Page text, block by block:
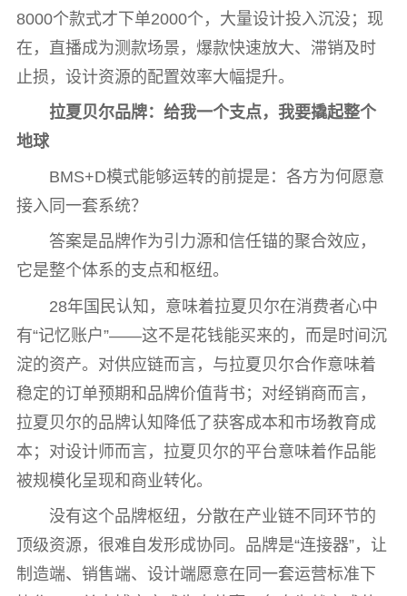
8000个款式才下单2000个，大量设计投入沉没；现
在，直播成为测款场景，爆款快速放大、滞销及时
止损，设计资源的配置效率大幅提升。
拉夏贝尔品牌：给我一个支点，我要撬起整个
地球
BMS+D模式能够运转的前提是：各方为何愿意
接入同一套系统？
答案是品牌作为引力源和信任锚的聚合效应，
它是整个体系的支点和枢纽。
28年国民认知，意味着拉夏贝尔在消费者心中
有“记忆账户”——这不是花钱能买来的，而是时间沉
淀的资产。对供应链而言，与拉夏贝尔合作意味着
稳定的订单预期和品牌价值背书；对经销商而言，
拉夏贝尔的品牌认知降低了获客成本和市场教育成
本；对设计师而言，拉夏贝尔的平台意味着作品能
被规模化呈现和商业转化。
没有这个品牌枢纽，分散在产业链不同环节的
顶级资源，很难自发形成协同。品牌是“连接器”，让
制造端、销售端、设计端愿意在同一套运营标准下